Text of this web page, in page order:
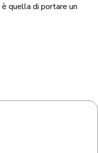
è quella di portare un